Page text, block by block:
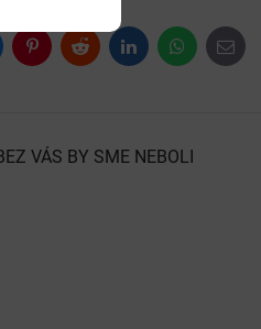
PinterestRedditLinkedInWhatsApp
E-
mail
VÁS BY SME NEBOLI